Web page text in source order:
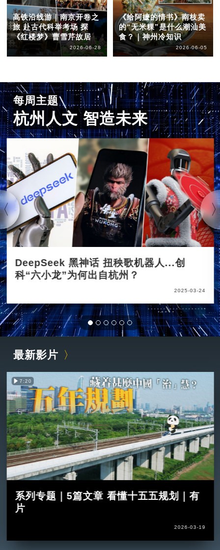
高铁沿线游｜南京开卷之
旅 赴古代科举考场 探
《红楼梦》曹雪芹故居
2026-06-28
《给阿嬷的情书》南枝卖
的“无米粿”是什么潮汕美
食？｜神州冷知识
2026-06-05
每周主题
杭州人文 智造未来
DeepSeek 黑神话 扭秧歌机器人...创
科“六小龙”为何出自杭州？
2025-03-24
最新影片
7:20
系列专题｜5篇文章 看懂十五五规划｜有
片
2026-03-19